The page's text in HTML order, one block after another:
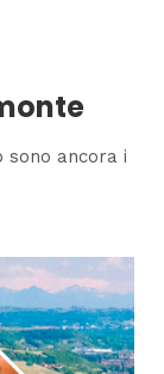
sono ancora i